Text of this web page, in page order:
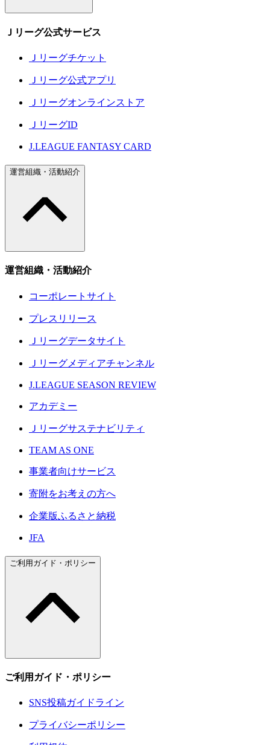
Ｊリーグ公式サービス
Ｊリーグチケット
Ｊリーグ公式アプリ
Ｊリーグオンラインストア
ＪリーグID
J.LEAGUE FANTASY CARD
運営組織・活動紹介
運営組織・活動紹介
コーポレートサイト
プレスリリース
Ｊリーグデータサイト
Ｊリーグメディアチャンネル
J.LEAGUE SEASON REVIEW
アカデミー
Ｊリーグサステナビリティ
TEAM AS ONE
事業者向けサービス
寄附をお考えの方へ
企業版ふるさと納税
JFA
ご利用ガイド・ポリシー
ご利用ガイド・ポリシー
SNS投稿ガイドライン
プライバシーポリシー